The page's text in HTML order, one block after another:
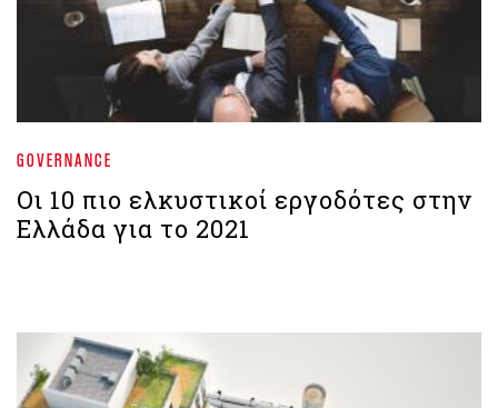
GOVERNANCE
Οι 10 πιο ελκυστικοί εργοδότες στην
Ελλάδα για το 2021